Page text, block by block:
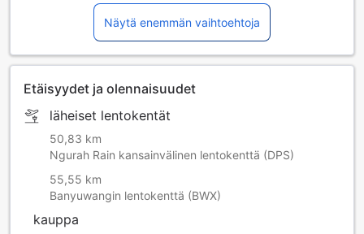
uloskirjautumisia. 5.3.2011 | 23.3.2012 | 12.3.2013 |
31.3.2014 | 21.3.2015 | 9.3.2016 | 28.3.2017
Nyepi Religious Day: Please be informed that Bali island
celebrates Nyepi (Silent) day each year. The Nyepi (Silent)
outdoor activities are allowed including check-in and
March 2027 | 26 March 2028 | 15 March 2029
Näytä enemmän vaihtoehtoja
Etäisyydet ja olennaisuudet
läheiset lentokentät
50,83 km
Ngurah Rain kansainvälinen lentokenttä (DPS)
55,55 km
Banyuwangin lentokenttä (BWX)
kauppa